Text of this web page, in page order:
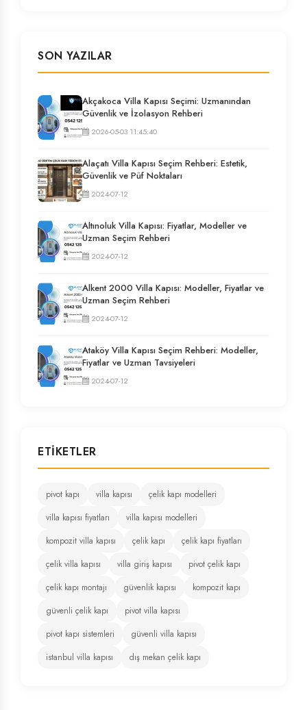
SON YAZILAR
Akçakoca Villa Kapısı Seçimi: Uzmanından
Güvenlik ve İzolasyon Rehberi
2026-05-03 11:45:40
Alaçatı Villa Kapısı Seçim Rehberi: Estetik,
Güvenlik ve Püf Noktaları
2024-07-12
Altınoluk Villa Kapısı: Fiyatlar, Modeller ve
Uzman Seçim Rehberi
2024-07-12
Alkent 2000 Villa Kapısı: Modeller, Fiyatlar ve
Uzman Seçim Rehberi
2024-07-12
Ataköy Villa Kapısı Seçim Rehberi: Modeller,
Fiyatlar ve Uzman Tavsiyeleri
2024-07-12
ETIKETLER
pivot kapı villa kapısı
çelik kapı modelleri
villa kapısı fiyatları
villa kapısı modelleri
kompozit villa kapısı
çelik kapı
çelik kapı fiyatları
çelik villa kapısı
villa giriş kapısı
pivot çelik kapı
çelik kapı montajı
güvenlik kapısı
kompozit kapı
güvenli çelik kapı
pivot villa kapısı
pivot kapı sistemleri
güvenli villa kapısı
istanbul villa kapısı
dış mekan çelik kapı